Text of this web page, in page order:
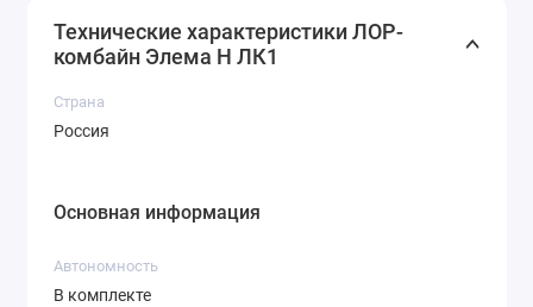
Технические характеристики ЛОР-
комбайн Элема Н ЛК1
Страна
Россия
Основная информация
Автономность
В комплекте